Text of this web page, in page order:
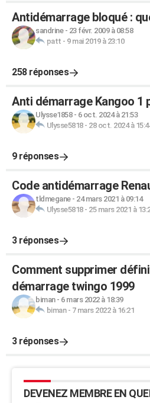
Antidémarrage bloqué :
sandrine- 23 févr. 2009 à 08:58
patt - 9 mai 2019 à 23:10
258 réponses
Anti démarrage Kangoo 1
Ulysse1858- 6 oct. 2024 à 21:53
Ulysse5818- 28 oct. 2024 à
9 réponses
Code antidémarrage
tldmegane- 24 mars 2021 à 09:14
Ulysse5818- 25 mars 2021 à
3 réponses
Comment supprimer
démarrage twingo 1999
biman- 6 mars 2022 à 18:39
biman- 7 mars 2022 à 16:21
3 réponses
DEVENEZ MEMBRE EN